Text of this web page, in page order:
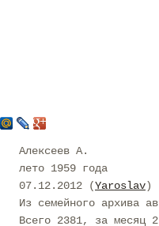
Алексеев А.
лето 1959 года
07.12.2012 (Yaroslav)
Из семейного архива
Всего 2381, за месяц